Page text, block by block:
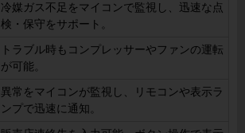
冷媒ガス不足をマイコンで監視し、迅速な点
検・保守をサポート。
トラブル時もコンプレッサーやファンの運転
が可能。
異常をマイコンが監視し、リモコンや表示ラ
ンプで迅速に通知。